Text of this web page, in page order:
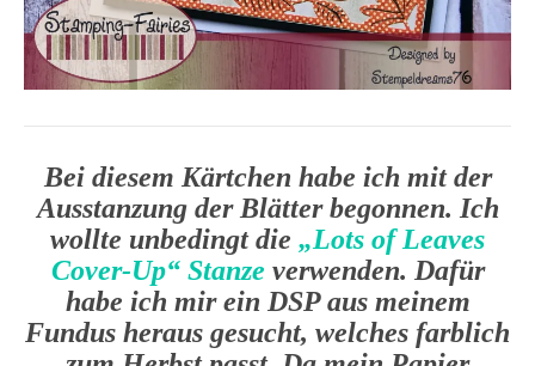
Bei diesem Kärtchen habe ich mit der
Ausstanzung der Blätter begonnen. Ich
wollte unbedingt die „Lots of Leaves
Cover-Up“ Stanze verwenden. Dafür
habe ich mir ein DSP aus meinem
Fundus heraus gesucht, welches farblich